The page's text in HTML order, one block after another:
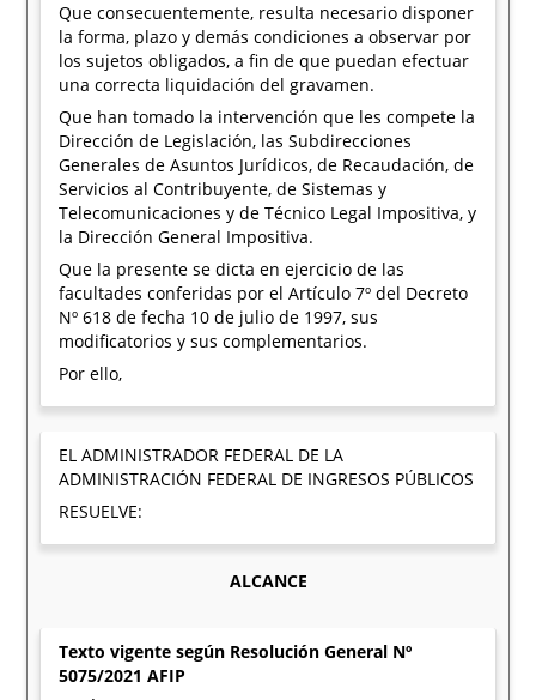
Que consecuentemente, resulta necesario disponer
la forma, plazo y demás condiciones a observar por
los sujetos obligados, a fin de que puedan efectuar
una correcta liquidación del gravamen.
Que han tomado la intervención que les compete la
Dirección de Legislación, las Subdirecciones
Generales de Asuntos Jurídicos, de Recaudación, de
Servicios al Contribuyente, de Sistemas y
Telecomunicaciones y de Técnico Legal Impositiva, y
la Dirección General Impositiva.
Que la presente se dicta en ejercicio de las
facultades conferidas por el Artículo 7º del Decreto
Nº 618 de fecha 10 de julio de 1997, sus
modificatorios y sus complementarios.
Por ello,
EL ADMINISTRADOR FEDERAL DE LA
ADMINISTRACIÓN FEDERAL DE INGRESOS PÚBLICOS
RESUELVE:
ALCANCE
Texto vigente según Resolución General Nº
5075/2021 AFIP